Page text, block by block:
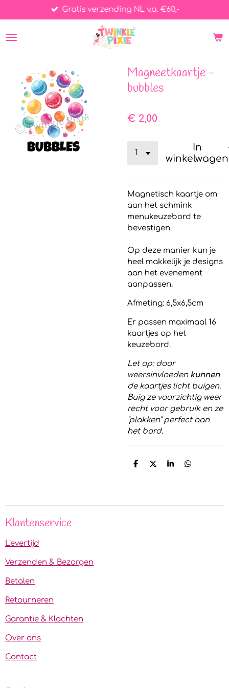
direct
naar
de
Gratis verzending NL v.a. €60,-
Magneetkaartje -
bubbles
€ 2,00
In
winkelwagen
Magnetisch kaartje om
aan het schmink
menukeuzebord te
bevestigen.
Op deze manier kun je
heel makkelijk je designs
aan het evenement
aanpassen.
Afmeting: 6,5x6,5cm
Er passen maximaal 16
kaartjes op het
keuzebord.
Let op: door
weersinvloeden kunnen
de kaartjes licht buigen.
Buig ze voorzichtig weer
recht voor gebruik en ze
"plakken" perfect aan
het bord.
D
D
S
D
Klantenservice
Levertijd
Verzenden & Bezorgen
Betalen
Retourneren
Garantie & Klachten
Over ons
Contact